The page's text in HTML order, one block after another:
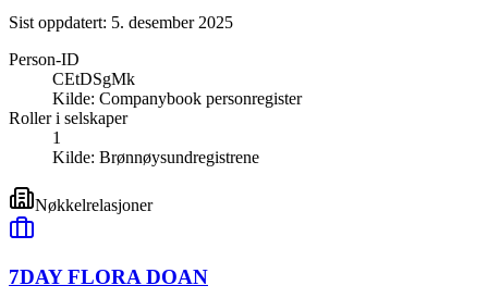
Sist oppdatert: 5. desember 2025
Person-ID
CEtDSgMk
Kilde: Companybook personregister
Roller i selskaper
1
Kilde: Brønnøysundregistrene
Nøkkelrelasjoner
7DAY FLORA DOAN